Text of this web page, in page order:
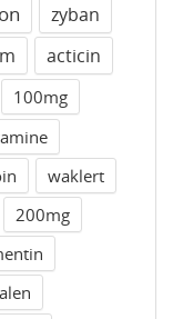
zyban
acticin
100mg
waklert
200mg